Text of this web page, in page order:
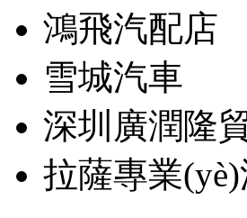
鴻飛汽配店
雪城汽車
深圳廣潤隆
拉薩專業